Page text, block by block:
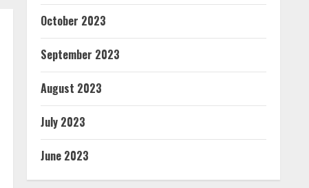
October 2023
September 2023
August 2023
July 2023
June 2023